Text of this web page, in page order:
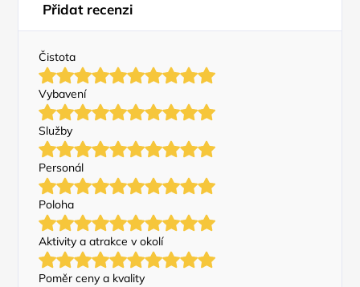
Přidat recenzi
Čistota
Vybavení
Služby
Personál
Poloha
Aktivity a atrakce v okolí
Poměr ceny a kvality